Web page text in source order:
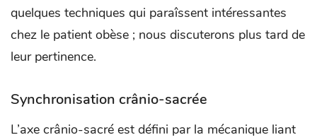
quelques techniques qui paraîssent intéressantes
chez le patient obèse ; nous discuterons plus tard de
leur pertinence.
Synchronisation crânio-sacrée
L’axe crânio-sacré est défini par la mécanique liant